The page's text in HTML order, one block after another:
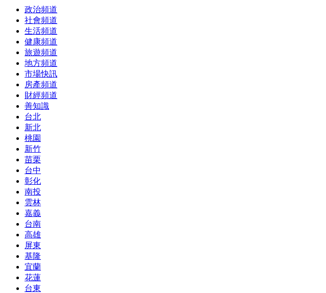
政治頻道
社會頻道
生活頻道
健康頻道
旅遊頻道
地方頻道
市場快訊
房產頻道
財經頻道
善知識
台北
新北
桃園
新竹
苗栗
台中
彰化
南投
雲林
嘉義
台南
高雄
屏東
基隆
宜蘭
花蓮
台東